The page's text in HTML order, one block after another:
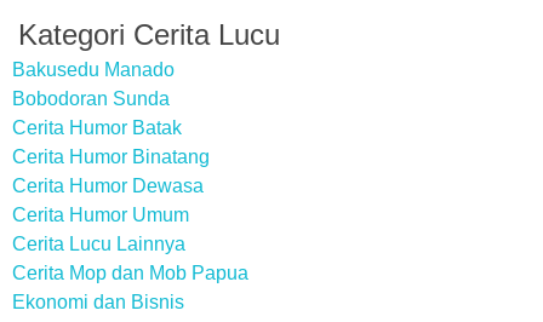
Kategori Cerita Lucu
Bakusedu Manado
Bobodoran Sunda
Cerita Humor Batak
Cerita Humor Binatang
Cerita Humor Dewasa
Cerita Humor Umum
Cerita Lucu Lainnya
Cerita Mop dan Mob Papua
Ekonomi dan Bisnis